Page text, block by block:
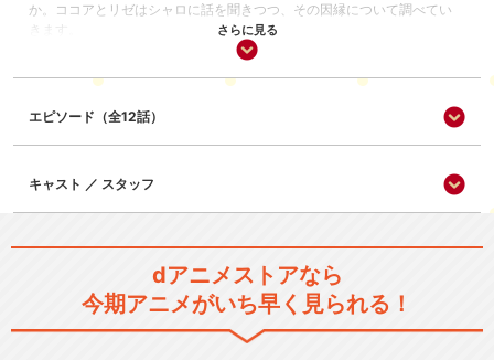
か。ココアとリゼはシャロに話を聞きつつ、その因縁について調べてい
日常/ほのぼの
シリーズ／関連のアニメ作品
ご注文はうさぎですか？ BLO
さらに見る
エピソード（全12話）
キャスト ／ スタッフ
dアニメストアなら
今期アニメがいち早く見られる！